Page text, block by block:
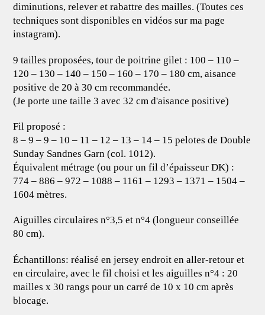
diminutions, relever et rabattre des mailles. (Toutes ces
techniques sont disponibles en vidéos sur ma page
instagram).
9 tailles proposées, tour de poitrine gilet : 100 – 110 –
120 – 130 – 140 – 150 – 160 – 170 – 180 cm, aisance
positive de 20 à 30 cm recommandée.
(Je porte une taille 3 avec 32 cm d'aisance positive)
Fil proposé :
8 – 9 – 9 – 10 – 11 – 12 – 13 – 14 – 15 pelotes de Double
Sunday Sandnes Garn (col. 1012).
Équivalent métrage (ou pour un fil d’épaisseur DK) :
774 – 886 – 972 – 1088 – 1161 – 1293 – 1371 – 1504 –
1604 mètres.
Aiguilles circulaires n°3,5 et n°4 (longueur conseillée
80 cm).
Échantillons: réalisé en jersey endroit en aller-retour et
en circulaire, avec le fil choisi et les aiguilles n°4 : 20
mailles x 30 rangs pour un carré de 10 x 10 cm après
blocage.